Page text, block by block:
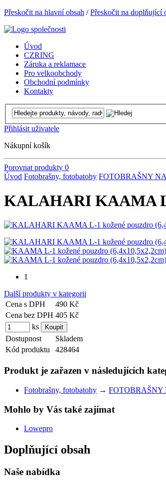
Přeskočit na hlavní obsah /Přeskočit na doplňující
Úvod
CZRING
Záruka a reklamace
Pro velkoobchody
Obchodní podmínky
Kontakty
Přihlásit uživatele
Nákupní košík
Porovnat produkty 0
Úvod Fotobrašny, fotobatohy FOTOBRAŠNY
KALAHARI KAAMA
1
Další produkty v kategorii
Cena s DPH
490 Kč
Cena bez DPH 405 Kč
ks
Dostupnost
Skladem
Kód produktu
428464
Produkt je zařazen v následujících
Fotobrašny, fotobatohy →
Mohlo by Vás také zajímat
Lowepro
Doplňující obsah
Naše nabídka